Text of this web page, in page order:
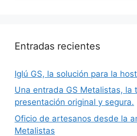
Entradas recientes
Iglú GS, la solución para la
Una entrada GS Metalistas, la
presentación original y segura.
Oficio de artesanos desde la
Metalistas